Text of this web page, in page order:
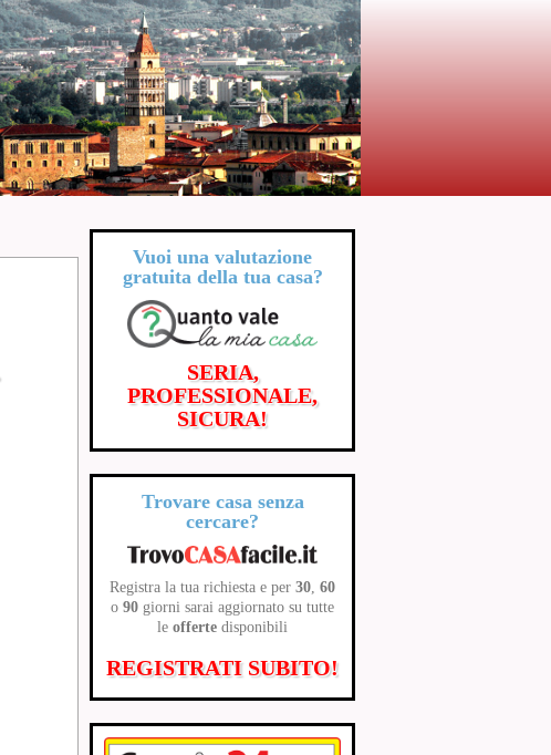
Vuoi una valutazione
gratuitadella tua casa?
SERIA,
PROFESSIONALE,
SICURA!
Trovare casa senza
cercare?
Registra la tua richiesta e per 30, 60
o 90 giorni sarai aggiornato su tutte
le offerte disponibili
REGISTRATI SUBITO!